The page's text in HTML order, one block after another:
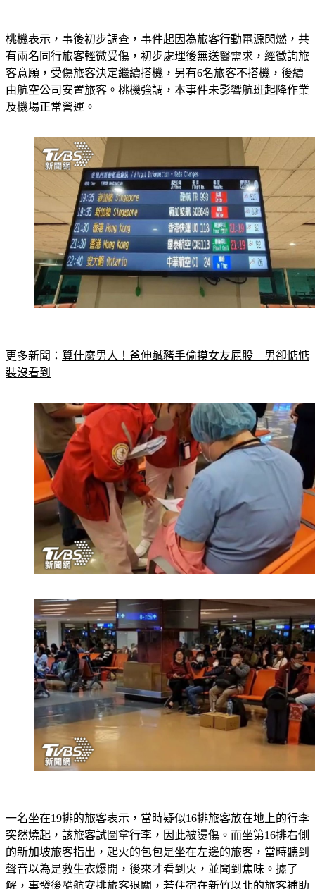
桃機表示，事後初步調查，事件起因為旅客行動電源閃燃，共
有兩名同行旅客輕微受傷，初步處理後無送醫需求，經徵詢旅
客意願，受傷旅客決定繼續搭機，另有6名旅客不搭機，後續
由航空公司安置旅客。桃機強調，本事件未影響航班起降作業
及機場正常營運。
更多新聞： 算什麼男人！爸伸鹹豬手偷摸女友屁股　男卻惦惦
裝沒看到
一名坐在19排的旅客表示，當時疑似16排旅客放在地上的行李
突然燒起，該旅客試圖拿行李，因此被燙傷。而坐第16排右側
的新加坡旅客指出，起火的包包是坐在左邊的旅客，當時聽到
聲音以為是救生衣爆開，後來才看到火，並聞到焦味。據了
解，事發後酷航安排旅客退關，若住宿在新竹以北的旅客補助